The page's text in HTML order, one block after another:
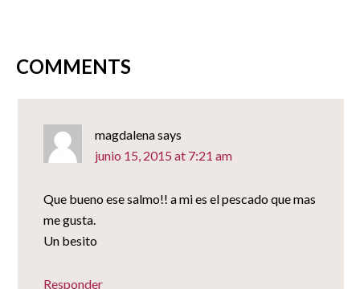
COMMENTS
magdalenasays
junio 15, 2015 at 7:21 am
Que bueno ese salmo!! a mi es el pescado que mas
me gusta.
Un besito
Responder